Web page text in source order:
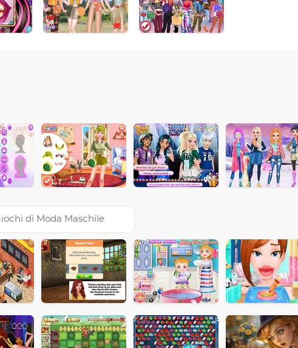
di Moda Maschile